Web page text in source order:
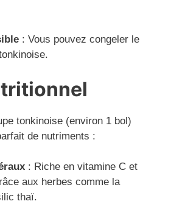
: Vous pouvez congeler le
tonkinoise (environ 1 bol)
de nutriments :
: Riche en vitamine C et
aux herbes comme la
thaï.